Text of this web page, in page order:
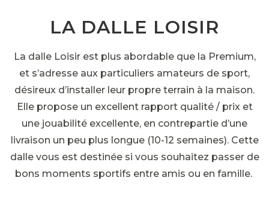
LA DALLE LOISIR
La dalle Loisir est plus abordable que la Premium,
et s’adresse aux particuliers amateurs de sport,
désireux d’installer leur propre terrain à la maison.
Elle propose un excellent rapport qualité / prix et
une jouabilité excellente, en contrepartie d’une
livraison un peu plus longue (10-12 semaines). Cette
dalle vous est destinée si vous souhaitez passer de
bons moments sportifs entre amis ou en famille.